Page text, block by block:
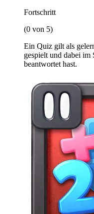
Fortschritt
(0 von 5)
Ein Quiz gilt als
gespielt und dabei im
beantwortet hast.